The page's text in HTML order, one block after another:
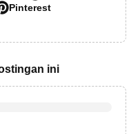
Pinterest
ini